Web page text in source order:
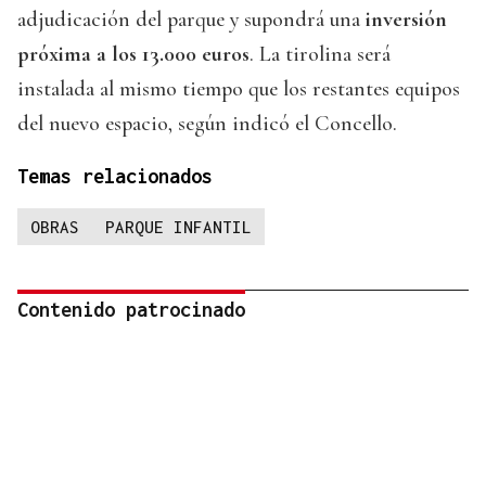
adjudicación del parque y supondrá una inversión
próxima a los 13.000 euros. La tirolina será
instalada al mismo tiempo que los restantes equipos
del nuevo espacio, según indicó el Concello.
Temas relacionados
OBRAS PARQUE INFANTIL
Contenido patrocinado